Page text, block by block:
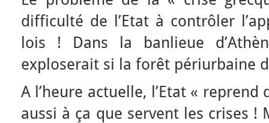
difficulté de l’Etat à contrôler
lois ! Dans la banlieue
exploserait si la forêt périurbaine
A l’heure actuelle, l’Etat « reprend
aussi à ça que servent les crises !